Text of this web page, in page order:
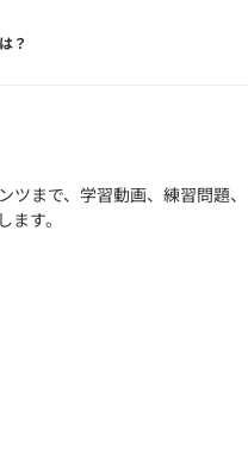
？
ツまで、学習動画、練習問題
す。